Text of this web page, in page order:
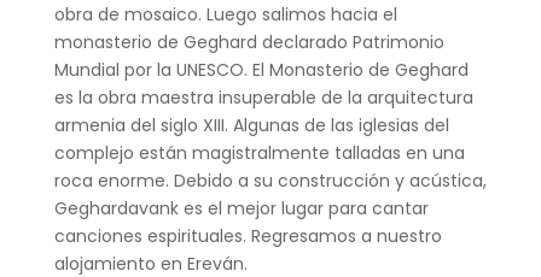
obra de mosaico. Luego salimos hacia el
monasterio de Geghard declarado Patrimonio
Mundial por la UNESCO. El Monasterio de Geghard
es la obra maestra insuperable de la arquitectura
armenia del siglo XIII. Algunas de las iglesias del
complejo están magistralmente talladas en una
roca enorme. Debido a su construcción y acústica,
Geghardavank es el mejor lugar para cantar
canciones espirituales. Regresamos a nuestro
alojamiento en Ereván.